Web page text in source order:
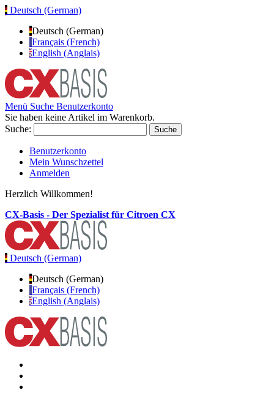
Deutsch (German)
Deutsch (German)
Français (French)
English (Anglais)
Menü Suche Benutzerkonto
Sie haben keine Artikel im Warenkorb.
Suche:
Suche
Benutzerkonto
Mein Wunschzettel
Anmelden
Herzlich Willkommen!
CX-Basis - Der Spezialist für Citroen CX
Deutsch (German)
Deutsch (German)
Français (French)
English (Anglais)